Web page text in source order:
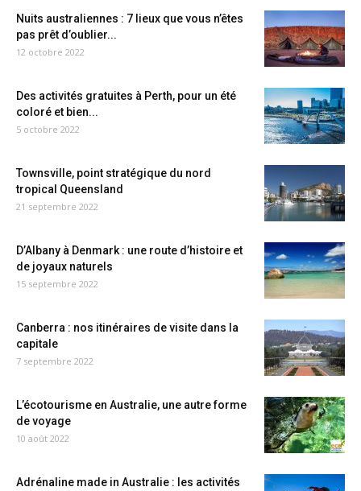
Nuits australiennes : 7 lieux que vous n’êtes
pas prêt d’oublier...
12 octobre 2022
Des activités gratuites à Perth, pour un été
coloré et bien...
5 octobre 2022
Townsville, point stratégique du nord
tropical Queensland
21 septembre 2022
D’Albany à Denmark : une route d’histoire et
de joyaux naturels
15 septembre 2022
Canberra : nos itinéraires de visite dans la
capitale
7 septembre 2022
L’écotourisme en Australie, une autre forme
de voyage
10 août 2022
Adrénaline made in Australie : les activités